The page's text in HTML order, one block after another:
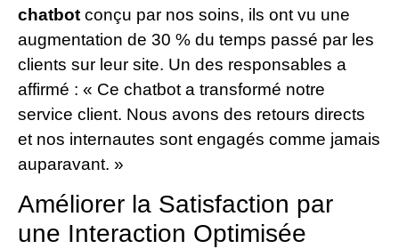
chatbot conçu par nos soins, ils ont vu une
augmentation de 30 % du temps passé par les
clients sur leur site. Un des responsables a
affirmé : « Ce chatbot a transformé notre
service client. Nous avons des retours directs
et nos internautes sont engagés comme jamais
auparavant. »
Améliorer la Satisfaction par
une Interaction Optimisée